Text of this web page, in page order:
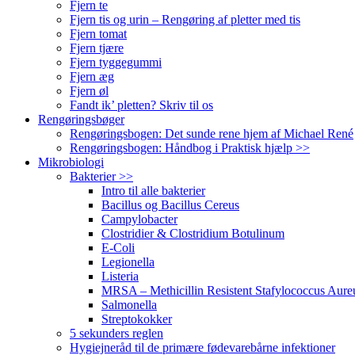
Fjern te
Fjern tis og urin – Rengøring af pletter med tis
Fjern tomat
Fjern tjære
Fjern tyggegummi
Fjern æg
Fjern øl
Fandt ik’ pletten? Skriv til os
Rengøringsbøger
Rengøringsbogen: Det sunde rene hjem af Michael René
Rengøringsbogen: Håndbog i Praktisk hjælp >>
Mikrobiologi
Bakterier >>
Intro til alle bakterier
Bacillus og Bacillus Cereus
Campylobacter
Clostridier & Clostridium Botulinum
E-Coli
Legionella
Listeria
MRSA – Methicillin Resistent Stafylococcus
Salmonella
Streptokokker
5 sekunders reglen
Hygiejneråd til de primære fødevarebårne infektioner